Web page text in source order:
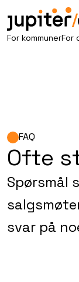
/
For kommunerFor
FAQ
Ofte
Spørsmål
svar på